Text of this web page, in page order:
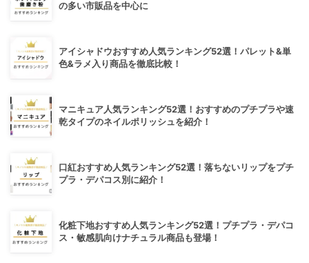
の多い市販品を中心に
アイシャドウおすすめ人気ランキング52選！パレット&単
色&ラメ入り商品を徹底比較！
マニキュア人気ランキング52選！おすすめのプチプラや速
乾タイプのネイルポリッシュを紹介！
口紅おすすめ人気ランキング52選！落ちないリップをプチ
プラ・デパコス別に紹介！
化粧下地おすすめ人気ランキング52選！プチプラ・デパコ
ス・敏感肌向けナチュラル商品も登場！